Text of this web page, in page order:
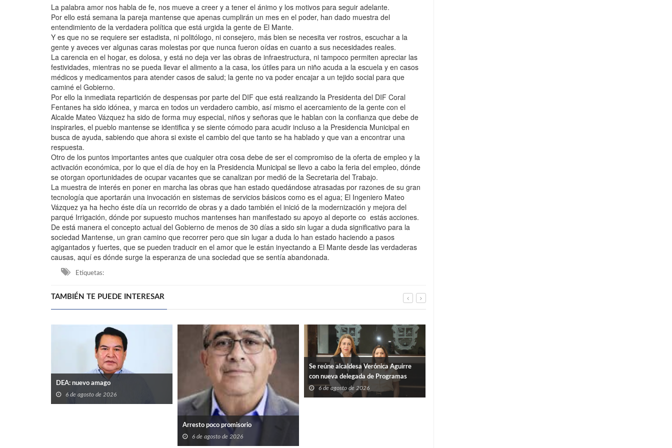
La palabra amor nos habla de fe, nos mueve a creer y a tener el ánimo y los motivos para seguir adelante.
Por ello está semana la pareja mantense que apenas cumplirán un mes en el poder, han dado muestra del
entendimiento de la verdadera política que está urgida la gente de El Mante.
Y es que no se requiere ser estadista, ni politólogo, ni consejero, más bien se necesita ver rostros, escuchar a la
gente y aveces ver algunas caras molestas por que nunca fueron oídas en cuanto a sus necesidades reales.
La carencia en el hogar, es dolosa, y está no deja ver las obras de infraestructura, ni tampoco permiten apreciar las
festividades, mientras no se pueda llevar el alimento a la casa, los útiles para un niño acuda a la escuela y en casos
médicos y medicamentos para atender casos de salud; la gente no va poder encajar a un tejido social para que
caminé el Gobierno.
Por ello la inmediata repartición de despensas por parte del DIF que está realizando la Presidenta del DIF Coral
Fentanes ha sido idónea, y marca en todos un verdadero cambio, así mismo el acercamiento de la gente con el
Alcalde Mateo Vázquez ha sido de forma muy especial, niños y señoras que le hablan con la confianza que debe de
inspirarles, el pueblo mantense se identifica y se siente cómodo para acudir incluso a la Presidencia Municipal en
busca de ayuda, sabiendo que ahora si existe el cambio del que tanto se ha hablado y que van a encontrar una
respuesta.
Otro de los puntos importantes antes que cualquier otra cosa debe de ser el compromiso de la oferta de empleo y la
activación económica, por lo que el día de hoy en la Presidencia Municipal se llevo a cabo la feria del empleo, dónde
se otorgan oportunidades de ocupar vacantes que se canalizan por medió de la Secretaria del Trabajo.
La muestra de interés en poner en marcha las obras que han estado quedándose atrasadas por razones de su gran
tecnología que aportarán una invocación en sistemas de servicios básicos como es el agua; El Ingeniero Mateo
Vázquez ya ha hecho éste día un recorrido de obras y a dado también el inició de la modernización y mejora del
parqué Irrigación, dónde por supuesto muchos mantenses han manifestado su apoyo al deporte co estás acciones.
De está manera el concepto actual del Gobierno de menos de 30 días a sido sin lugar a duda significativo para la
sociedad Mantense, un gran camino que recorrer pero que sin lugar a duda lo han estado haciendo a pasos
agigantados y fuertes, que se pueden traducir en el amor que le están inyectando a El Mante desde las verdaderas
causas, aquí es dónde surge la esperanza de una sociedad que se sentía abandonada.
Etiquetas:
TAMBIÉN TE PUEDE INTERESAR
DEA: nuevo amago
6 de agosto de 2026
Arresto poco promisorio
6 de agosto de 2026
Se reúne alcaldesa Verónica Aguirre
con nueva delegada de Programas
Federales en Tamaulipas
6 de agosto de 2026